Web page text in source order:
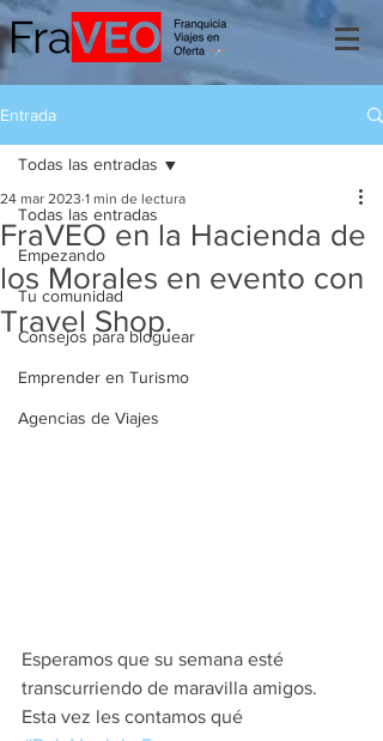
Entrada
Todas las entradas
Empezando
Tu comunidad
Consejos para bloguear
Emprender en Turismo
Agencias de Viajes
Todas las entradas
FraVEO en la Hacienda de
los Morales en evento con
Travel Shop.
24 mar 2023 1 min de lectura
Esperamos que su semana esté
transcurriendo de maravilla amigos.
Esta vez les contamos qué